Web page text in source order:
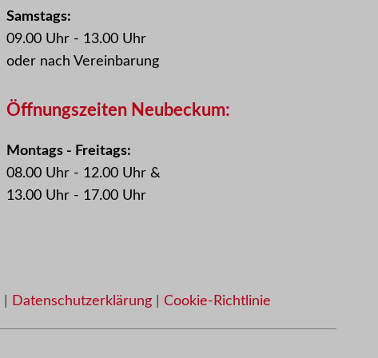
Samstags:
09.00 Uhr - 13.00 Uhr
oder nach Vereinbarung
Öffnungszeiten Neubeckum:
Montags - Freitags:
08.00 Uhr - 12.00 Uhr &
13.00 Uhr - 17.00 Uhr
Datenschutzerklärung| Cookie-Richtlinie